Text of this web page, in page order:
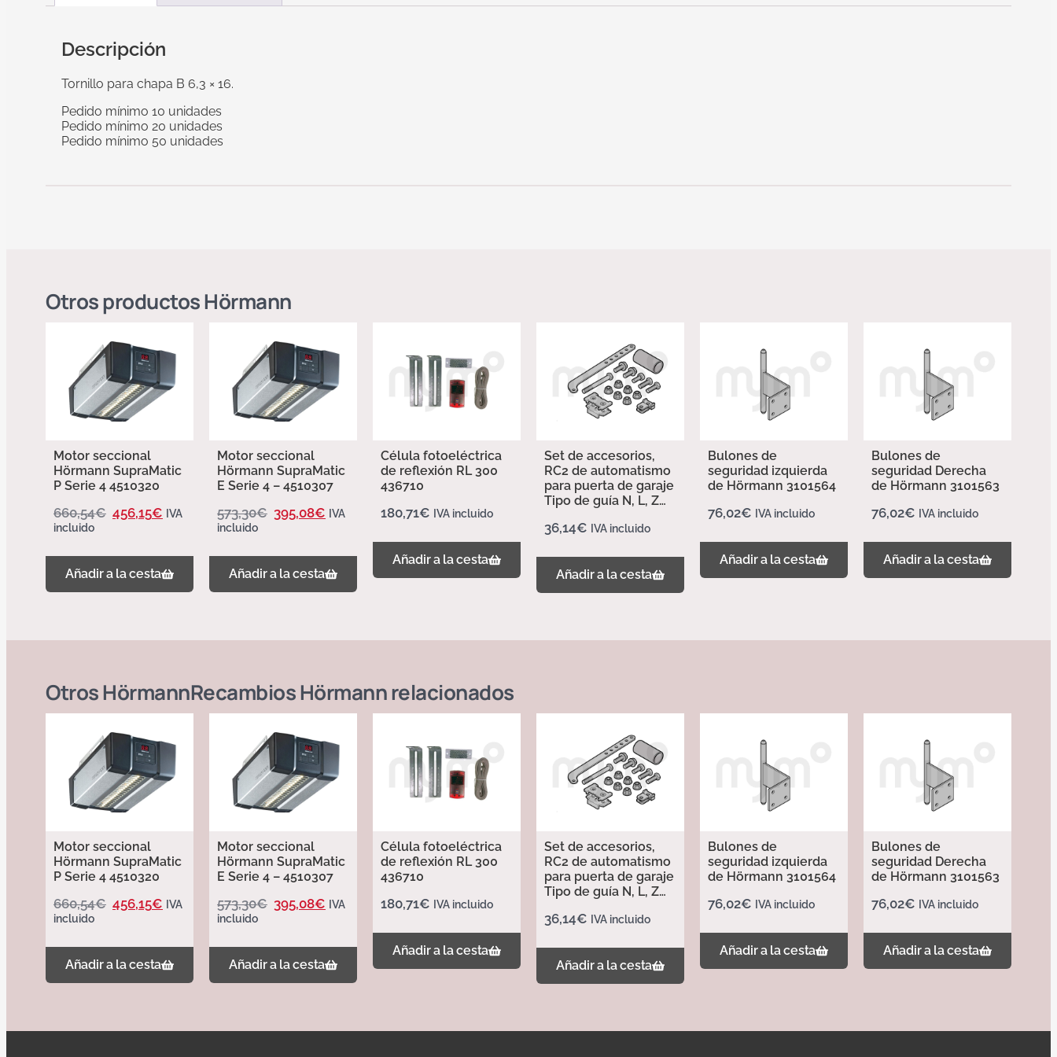
Descripción
Tornillo para chapa B 6,3 × 16.
Pedido mínimo 10 unidades
Pedido mínimo 20 unidades
Pedido mínimo 50 unidades
Otros productosHörmann
Motor seccional
Hörmann SupraMatic
P Serie 4 4510320
660,54€ 456,15€ IVA
incluido
Añadir a la cesta
Motor seccional
Hörmann SupraMatic
E Serie 4 – 4510307
573,30€ 395,08€ IVA
incluido
Añadir a la cesta
Célula fotoeléctrica
de reflexión RL 300
436710
180,71€ IVA incluido
Añadir a la cesta
Set de accesorios,
RC2 de automatismo
para puerta de garaje
Tipo de guía N, L, Z
36,14€ IVA incluido
Añadir a la cesta
Bulones de
seguridad izquierda
de Hörmann 3101564
76,02€ IVA incluido
Añadir a la cesta
Bulones de
seguridad Derecha
de Hörmann 3101563
76,02€ IVA incluido
Añadir a la cesta
OtrosHörmannRecambios Hörmannrelacionados
Motor seccional
Hörmann SupraMatic
P Serie 4 4510320
660,54€ 456,15€ IVA
incluido
Añadir a la cesta
Motor seccional
Hörmann SupraMatic
E Serie 4 – 4510307
573,30€ 395,08€ IVA
incluido
Añadir a la cesta
Célula fotoeléctrica
de reflexión RL 300
436710
180,71€ IVA incluido
Añadir a la cesta
Set de accesorios,
RC2 de automatismo
para puerta de garaje
Tipo de guía N, L, Z
36,14€ IVA incluido
Añadir a la cesta
Bulones de
seguridad izquierda
de Hörmann 3101564
76,02€ IVA incluido
Añadir a la cesta
Bulones de
seguridad Derecha
de Hörmann 3101563
76,02€ IVA incluido
Añadir a la cesta